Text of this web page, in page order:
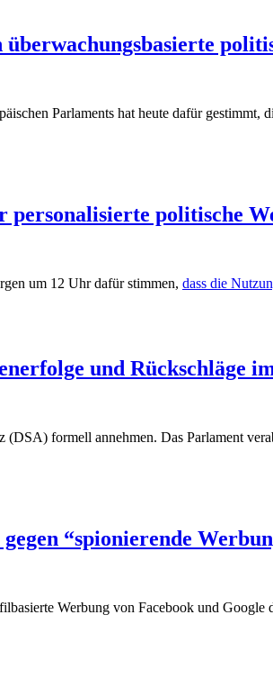
Parlaments hat heute dafür
politische
um 12 Uhr dafür stimmen, dass die
und Rückschläge
formell annehmen. Das Parlament
“spionierende
Werbung von Facebook und Google